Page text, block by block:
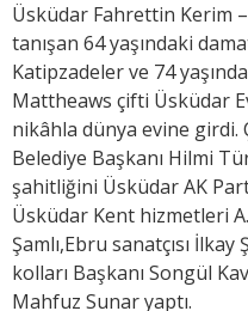
Üsküdar Fahrettin Kerim
tanışan 64 yaşındaki
Katipzadeler ve 74
Mattheaws çifti Üsküdar
nikâhla dünya evine girdi.
Belediye Başkanı Hilmi
şahitliğini Üsküdar AK
Üsküdar Kent hizmetleri
Şamlı,Ebru sanatçısı
kolları Başkanı Songül
Mahfuz Sunar yaptı.